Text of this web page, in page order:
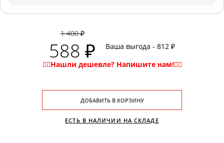
1 400 ₽
588 ₽ Ваша выгода - 812 ₽
ДОБАВИТЬ В КОРЗИНУ
ЕСТЬ В НАЛИЧИИ НА СКЛАДЕ